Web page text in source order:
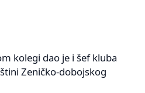
kolegi dao je i šef kluba
Zeničko-dobojskog